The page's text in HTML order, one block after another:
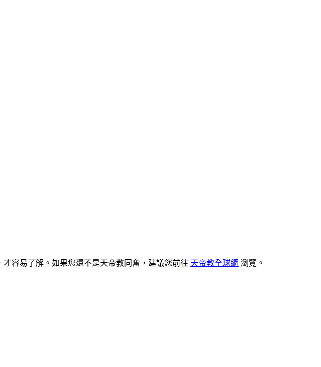
容易了解。如果您還不是天帝教同奮，建議您前往 天帝教全球網 瀏覽。